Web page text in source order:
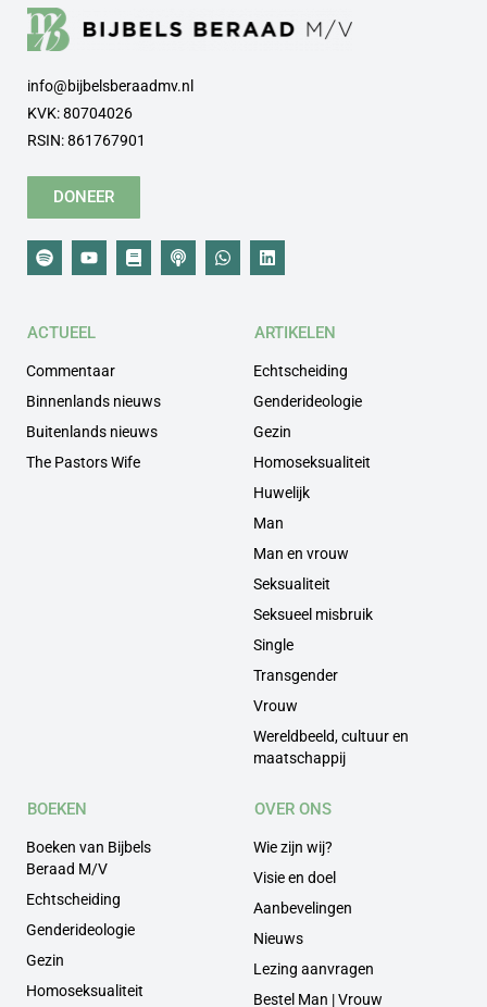
info@bijbelsberaadmv.nl
KVK: 80704026
RSIN: 861767901
DONEER
ACTUEEL
Commentaar
Binnenlands nieuws
Buitenlands nieuws
The Pastors Wife
ARTIKELEN
Echtscheiding
Genderideologie
Gezin
Homoseksualiteit
Huwelijk
Man
Man en vrouw
Seksualiteit
Seksueel misbruik
Single
Transgender
Vrouw
Wereldbeeld, cultuur en
maatschappij
BOEKEN
Boeken van Bijbels
Beraad M/V
Echtscheiding
Genderideologie
Gezin
Homoseksualiteit
OVER ONS
Wie zijn wij?
Visie en doel
Aanbevelingen
Nieuws
Lezing aanvragen
Bestel Man | Vrouw